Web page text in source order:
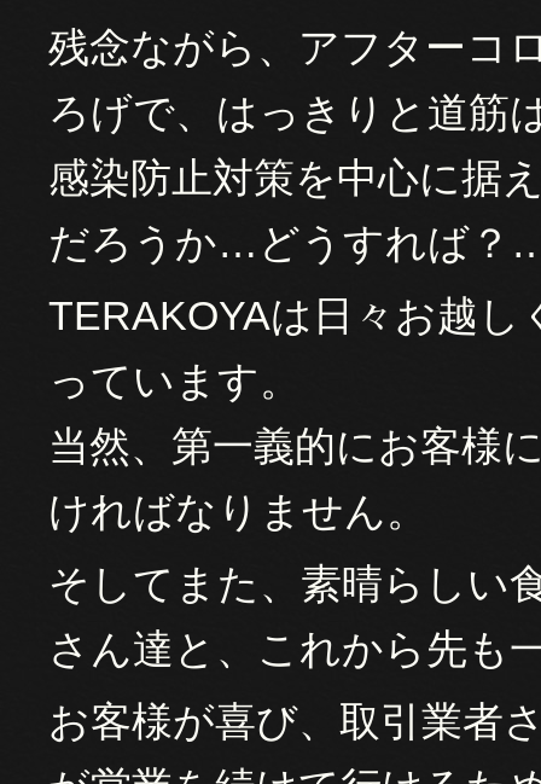
残念ながら、アフターコ
ろげで、はっきりと道筋
感染防止対策を中心に据
だろうか…どうすれば？
TERAKOYAは日々お越
っています。
当然、第一義的にお客様
ければなりません。
そしてまた、素晴らしい
さん達と、これから先も
お客様が喜び、取引業者